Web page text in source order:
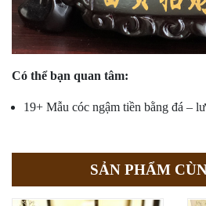
Có thể bạn quan tâm:
19+ Mẫu cóc ngậm tiền bằng đá –
SẢN PHẨM